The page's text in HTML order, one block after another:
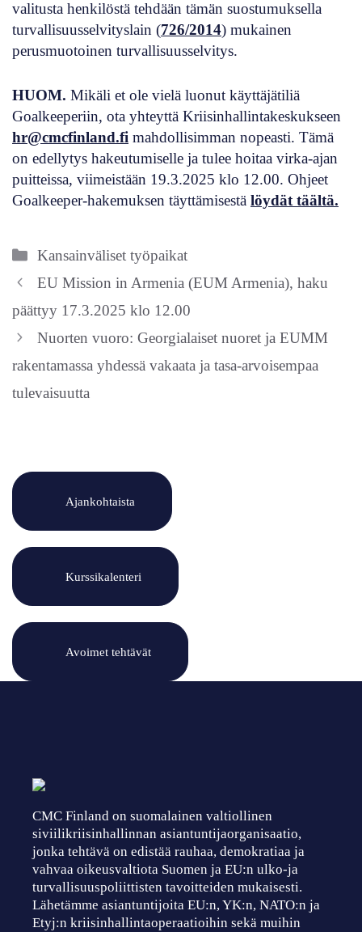
valitusta henkilöstä tehdään tämän suostumuksella
turvallisuusselvityslain (726/2014) mukainen
perusmuotoinen turvallisuusselvitys.
HUOM. Mikäli et ole vielä luonut käyttäjätiliä
Goalkeeperiin, ota yhteyttä Kriisinhallintakeskukseen
hr@cmcfinland.fi mahdollisimman nopeasti. Tämä
on edellytys hakeutumiselle ja tulee hoitaa virka-ajan
puitteissa, viimeistään 19.3.2025 klo 12.00. Ohjeet
Goalkeeper-hakemuksen täyttämisestä löydät täältä.
Kategoriat
Kansainväliset työpaikat
EU Mission in Armenia (EUM Armenia), haku
päättyy 17.3.2025 klo 12.00
Nuorten vuoro: Georgialaiset nuoret ja EUMM
rakentamassa yhdessä vakaata ja tasa-arvoisempaa
tulevaisuutta
Ajankohtaista
Kurssikalenteri
Avoimet tehtävät
CMC Finland on suomalainen valtiollinen
siviilikriisinhallinnan asiantuntijaorganisaatio,
jonka tehtävä on edistää rauhaa, demokratiaa ja
vahvaa oikeusvaltiota Suomen ja EU:n ulko-ja
turvallisuuspoliittisten tavoitteiden mukaisesti.
Lähetämme asiantuntijoita EU:n, YK:n, NATO:n ja
Etyj:n kriisinhallintaoperaatioihin sekä muihin